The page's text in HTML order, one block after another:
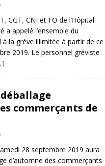
CGT, CNI et FO de l’Hôpital
a appelé l’ensemble du
la grève illimitée à partir de ce
2019. Le personnel gréviste
commerçants de
28 septembre 2019 aura
d’automne des commerçants